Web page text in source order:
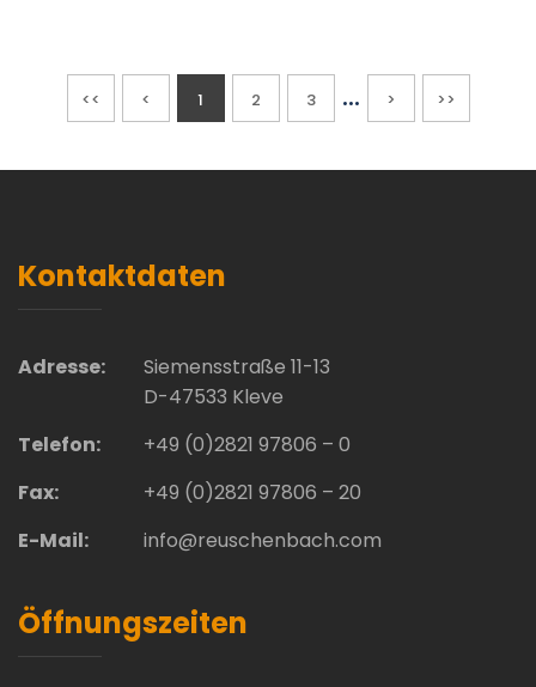
<< < 1 2 3 ... > >>
Kontaktdaten
Adresse:
Siemensstraße 11-13
D-47533 Kleve
Telefon:
+49 (0)2821 97806 – 0
Fax:
+49 (0)2821 97806 – 20
E-Mail:
info@reuschenbach.com
Öffnungszeiten